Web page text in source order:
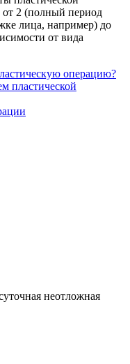
от 2 (полный период
лица, например) до
от вида
операцию?
пластической
неотложная